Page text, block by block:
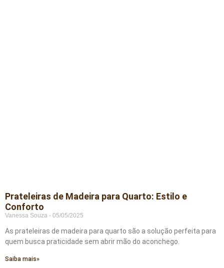
Prateleiras de Madeira para Quarto: Estilo e
Conforto
Vanessa Souza 05/05/2025
As prateleiras de madeira para quarto são a solução perfeita para
quem busca praticidade sem abrir mão do aconchego.
Saiba mais»